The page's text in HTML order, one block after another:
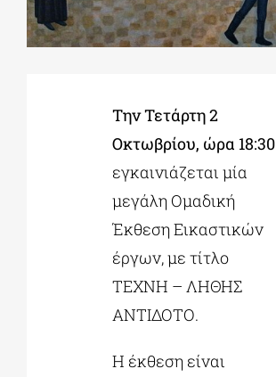
ΕΚΠΑΙΔΕΥΤΙΚΑ ΙΔΡΥΜΑΤΑ
ΠΟΛΙΤΙΣΤΙΚΟΙ ΦΟΡΕΙΣ
Την Τετάρτη 2
Οκτωβρίου, ώρα 18:30
εγκαινιάζεται μία
μεγάλη Ομαδική
Έκθεση Εικαστικών
έργων, με τίτλο
ΤΕΧΝΗ – ΛΗΘΗΣ
ΑΝΤΙΔΟΤΟ.
Η έκθεση είναι